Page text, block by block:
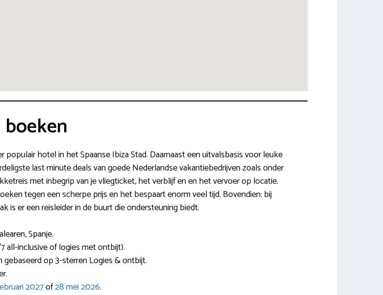
populair hotel in het Spaanse Ibiza Stad. Daarnaast een uitvalsbasis voor leuke
last minute deals van goede Nederlandse vakantiebedrijven zoals onder
met inbegrip van je vliegticket, het verblijf en en het vervoer op locatie.
tegen een scherpe prijs en het bespaart enorm veel tijd. Bovendien: bij
is er een reisleider in de buurt die ondersteuning biedt.
Spanje.
all-inclusive of logies met ontbijt).
op 3-sterren Logies & ontbijt.
2027of28 mei 2026.